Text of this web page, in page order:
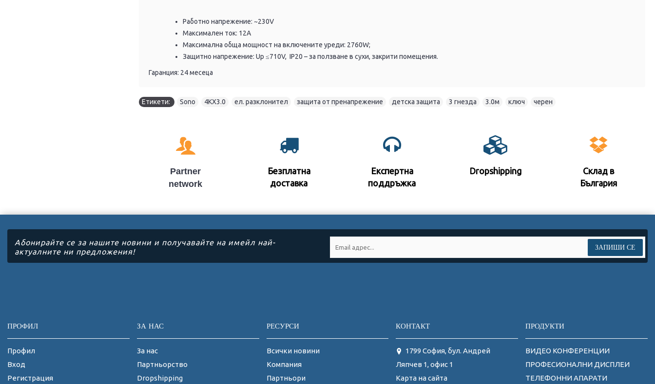
Работно напрежение: ~230V
Максимален ток: 12А
Максимална обща мощност на включените уреди: 2760W;
Защитно напрежение: Up ≤710V, IP20 – за ползване в сухи, закрити помещения.
Гаранция: 24 месеца
Етикети: Sono 4КХ3.0 ел. разклонител защита от пренапрежение детска защита 3 гнезда 3.0м ключ черен
Partner
network
Безплатна
доставка
Експертна
поддръжка
Dropshipping
Склад в
България
Абонирайте се за нашите новини и получавайте на имейл най-
актуалните ни предложения!
ЗАПИШИ СЕ
ПРОФИЛ
Профил
Вход
Регистрация
ЗА НАС
За нас
Партньорство
Dropshipping
РЕСУРСИ
Всички новини
Компания
Партньори
КОНТАКТ
1799 София, бул. Андрей
Ляпчев 1, офис 1
Карта на сайта
ПРОДУКТИ
ВИДЕО КОНФЕРЕНЦИИ
ПРОФЕСИОНАЛНИ ДИСПЛЕИ
ТЕЛЕФОННИ АПАРАТИ